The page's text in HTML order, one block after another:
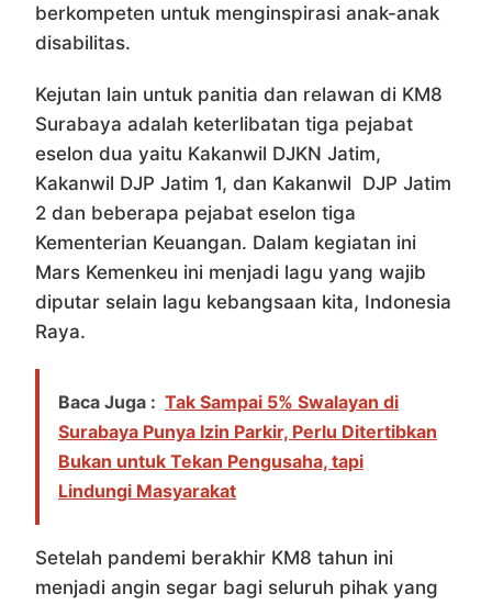
berkompeten untuk menginspirasi anak-anak
disabilitas.
Kejutan lain untuk panitia dan relawan di KM8
Surabaya adalah keterlibatan tiga pejabat
eselon dua yaitu Kakanwil DJKN Jatim,
Kakanwil DJP Jatim 1, dan Kakanwil DJP Jatim
2 dan beberapa pejabat eselon tiga
Kementerian Keuangan. Dalam kegiatan ini
Mars Kemenkeu ini menjadi lagu yang wajib
diputar selain lagu kebangsaan kita, Indonesia
Raya.
Baca Juga : Tak Sampai 5% Swalayan di
Surabaya Punya Izin Parkir, Perlu Ditertibkan
Bukan untuk Tekan Pengusaha, tapi
Lindungi Masyarakat
Setelah pandemi berakhir KM8 tahun ini
menjadi angin segar bagi seluruh pihak yang